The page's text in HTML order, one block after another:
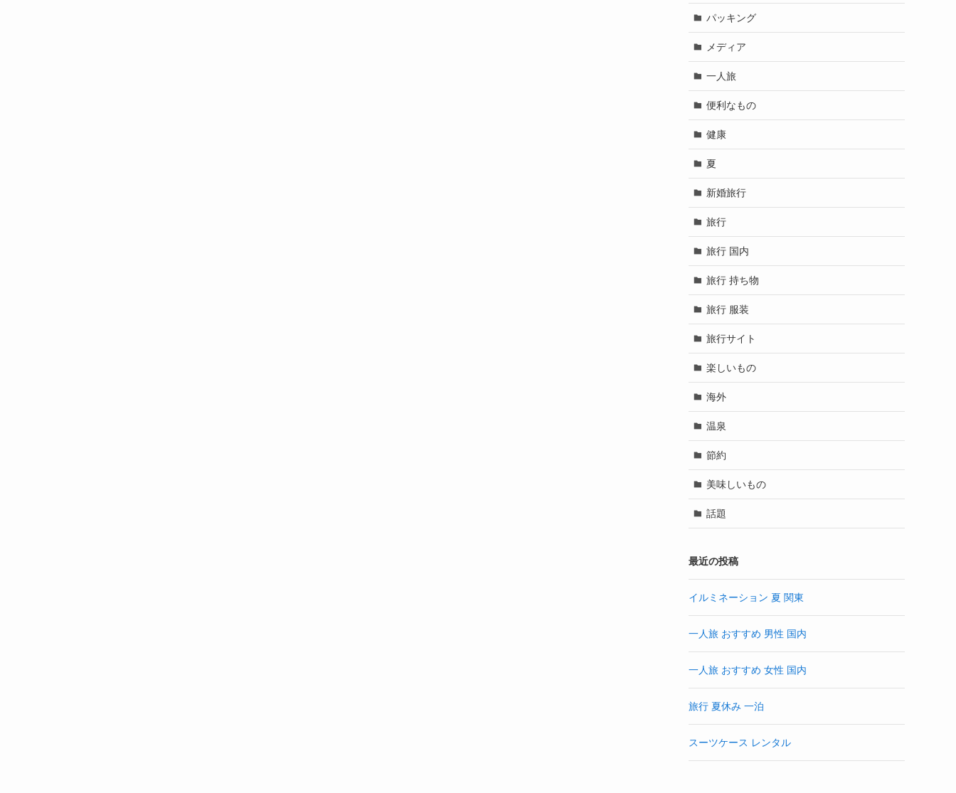
パッキング
メディア
一人旅
便利なもの
健康
夏
新婚旅行
旅行
旅行 国内
旅行 持ち物
旅行 服装
旅行サイト
楽しいもの
海外
温泉
節約
美味しいもの
話題
最近の投稿
イルミネーション 夏 関東
一人旅 おすすめ 男性 国内
一人旅 おすすめ 女性 国内
旅行 夏休み 一泊
スーツケース レンタル